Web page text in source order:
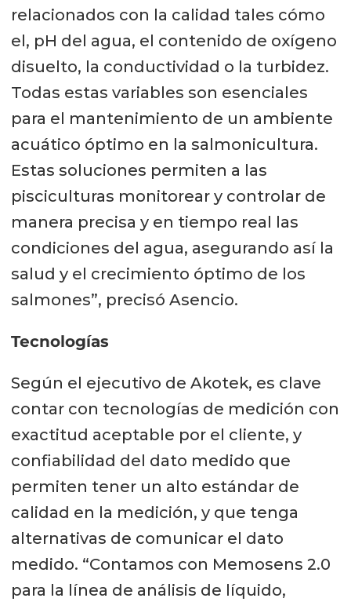
relacionados con la calidad tales cómo
el, pH del agua, el contenido de oxígeno
disuelto, la conductividad o la turbidez.
Todas estas variables son esenciales
para el mantenimiento de un ambiente
acuático óptimo en la salmonicultura.
Estas soluciones permiten a las
pisciculturas monitorear y controlar de
manera precisa y en tiempo real las
condiciones del agua, asegurando así la
salud y el crecimiento óptimo de los
salmones”, precisó Asencio.
Tecnologías
Según el ejecutivo de Akotek, es clave
contar con tecnologías de medición con
exactitud aceptable por el cliente, y
confiabilidad del dato medido que
permiten tener un alto estándar de
calidad en la medición, y que tenga
alternativas de comunicar el dato
medido. “Contamos con Memosens 2.0
para la línea de análisis de líquido,